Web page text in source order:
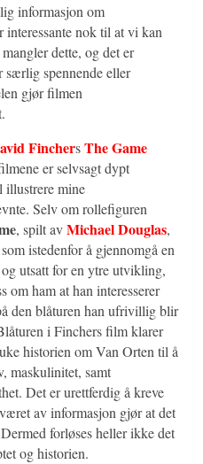
informasjon om
interessante nok til at vi kan
mangler dette, og det er
særlig spennende eller
gjør filmen
FinchersThe Game
er selvsagt dypt
illustrere mine
Selv om rollefiguren
, spilt avMichael Douglas,
istedenfor å gjennomgå en
utsatt for en ytre utvikling,
om ham at han interesserer
den blåturen han ufrivillig blir
i Finchers film klarer
historien om Van Orten til å
maskulinitet, samt
Det er urettferdig å kreve
av informasjon gjør at det
forløses heller ikke det
og historien.